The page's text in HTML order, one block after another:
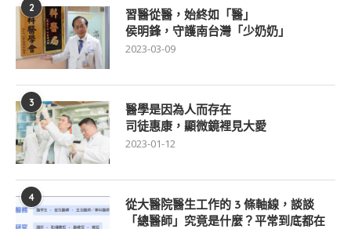
2
習醫從醫，始終如「醫」
侯明鋒，守護南台灣「少奶奶」
2023-03-09
3
醫學是因為人而存在
司徒惠康，顯微鏡裡見大愛
2023-01-12
4
從大醫院醫生工作的 3 條軸線，談談
「總醫師」究竟是什麼？平常到底都在